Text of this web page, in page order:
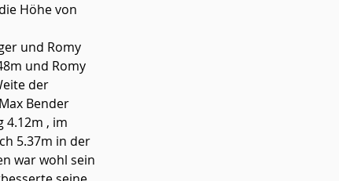
Höhe von
und Romy
und Romy
der
Bender
4.12m , im
5.37m in der
war wohl sein